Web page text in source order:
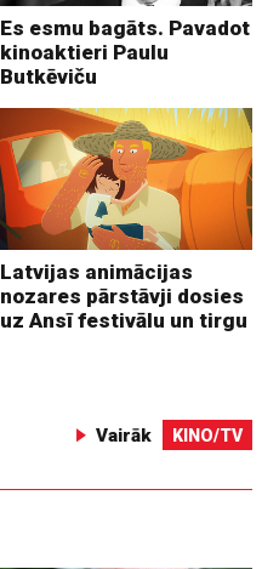
Es esmu bagāts. Pavadot
kinoaktieri Paulu
Butkēviču
Latvijas animācijas
nozares pārstāvji dosies
uz Ansī festivālu un tirgu
Vairāk KINO/TV